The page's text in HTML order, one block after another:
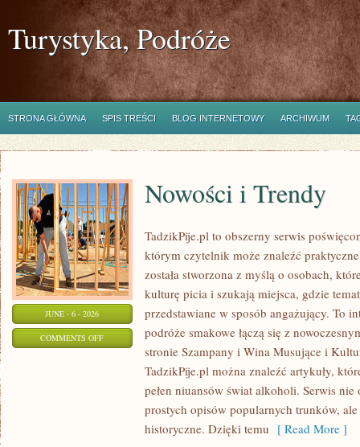
Turystyka, Podróże
STRONA GŁÓWNA SPIS TREŚCI BLOG INTERNETOWY ARCHIWUM
JUNE - 6 - 2026
COMMENTS OFFON
Nowości i Trendy
TadzikPije.pl to obszerny serwis
którym czytelnik może znaleźć
została stworzona z myślą o osobach,
kulturę picia i szukają miejsca, gdzie
przedstawiane w sposób angażujący. To
podróże smakowe łączą się z
stronie Szampany i Wina Musujące i
TadzikPije.pl można znaleźć artykuły,
pełen niuansów świat alkoholi. Serwis nie
prostych opisów popularnych trunków,
historyczne. Dzięki temu [ Read More ]